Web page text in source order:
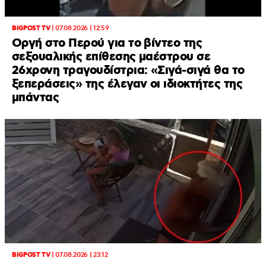
BIGPOST TV|07.08.2026 | 12:59
Οργή στο Περού για το βίντεο της
σεξουαλικής επίθεσης μαέστρου σε
26χρονη τραγουδίστρια: «Σιγά-σιγά θα το
ξεπεράσεις» της έλεγαν οι ιδιοκτήτες της
μπάντας
BIGPOST TV|07.08.2026 | 23:12